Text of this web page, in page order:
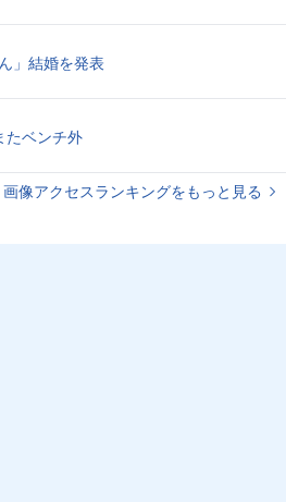
」結婚を発表
たベンチ外
画像アクセスランキングをもっと見る